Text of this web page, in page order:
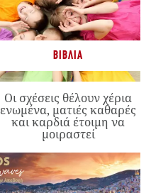
ΒΙΒΛΊΑ
Οι σχέσεις θέλουν χέρια
ενωμένα, ματιές καθαρές
και καρδιά έτοιμη να
μοιραστεί